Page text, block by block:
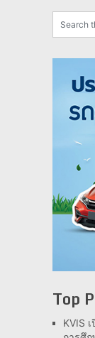
Top
KVIS